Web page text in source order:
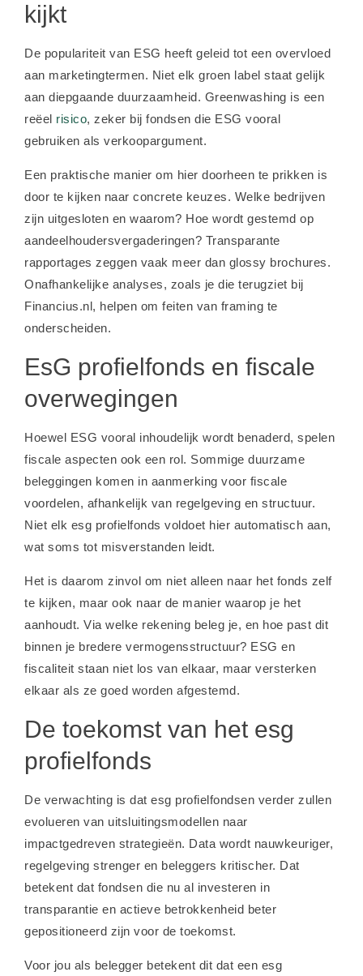
kijkt
De populariteit van ESG heeft geleid tot een overvloed
aan marketingtermen. Niet elk groen label staat gelijk
aan diepgaande duurzaamheid. Greenwashing is een
reëel risico, zeker bij fondsen die ESG vooral
gebruiken als verkoopargument.
Een praktische manier om hier doorheen te prikken is
door te kijken naar concrete keuzes. Welke bedrijven
zijn uitgesloten en waarom? Hoe wordt gestemd op
aandeelhoudersvergaderingen? Transparante
rapportages zeggen vaak meer dan glossy brochures.
Onafhankelijke analyses, zoals je die terugziet bij
Financius.nl, helpen om feiten van framing te
onderscheiden.
EsG profielfonds en fiscale
overwegingen
Hoewel ESG vooral inhoudelijk wordt benaderd, spelen
fiscale aspecten ook een rol. Sommige duurzame
beleggingen komen in aanmerking voor fiscale
voordelen, afhankelijk van regelgeving en structuur.
Niet elk esg profielfonds voldoet hier automatisch aan,
wat soms tot misverstanden leidt.
Het is daarom zinvol om niet alleen naar het fonds zelf
te kijken, maar ook naar de manier waarop je het
aanhoudt. Via welke rekening beleg je, en hoe past dit
binnen je bredere vermogensstructuur? ESG en
fiscaliteit staan niet los van elkaar, maar versterken
elkaar als ze goed worden afgestemd.
De toekomst van het esg
profielfonds
De verwachting is dat esg profielfondsen verder zullen
evolueren van uitsluitingsmodellen naar
impactgedreven strategieën. Data wordt nauwkeuriger,
regelgeving strenger en beleggers kritischer. Dat
betekent dat fondsen die nu al investeren in
transparantie en actieve betrokkenheid beter
gepositioneerd zijn voor de toekomst.
Voor jou als belegger betekent dit dat een esg